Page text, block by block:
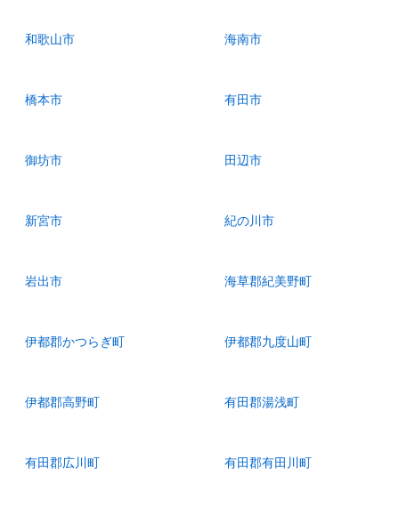
和歌山市 海南市
橋本市 有田市
御坊市 田辺市
新宮市 紀の川市
岩出市 海草郡紀美野町
伊都郡かつらぎ町 伊都郡九度山町
伊都郡高野町 有田郡湯浅町
有田郡広川町 有田郡有田川町